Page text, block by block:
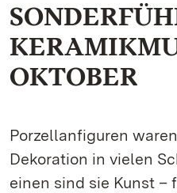
OKTOBER
Porzellanfiguren
Dekoration in vielen
einen sind sie Kunst –